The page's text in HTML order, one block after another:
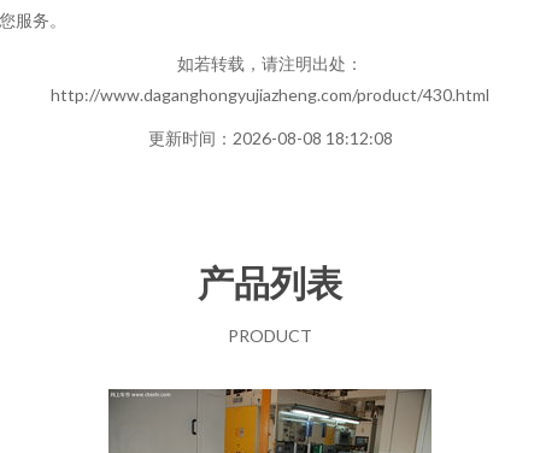
服务。
如若转载，请注明出处：
http://www.daganghongyujiazheng.com/product/430.html
更新时间：2026-08-08 18:12:08
产品列表
PRODUCT